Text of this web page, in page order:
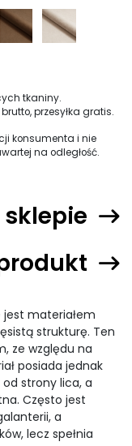
tkaniny.
przesyłka gratis.
konsumenta i nie
na odległość.
jest materiałem
strukturę. Ten
ze względu na
posiada jednak
strony lica, a
Często jest
a
lecz spełnia